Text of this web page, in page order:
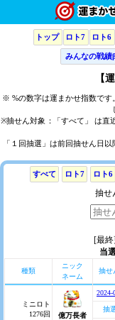
トップ ロト7 ロト6
みんなの戦績
【
※ %の数字は運まかせ指数です
※抽せん対象：「すべて」 は直
「１回抽選」は前回抽せん日
すべて ロト7 ロト6
抽せ
[最終
当
種類
ニック
ネーム
抽せ
ミニロト
1276回
億万長者
2024-
抽